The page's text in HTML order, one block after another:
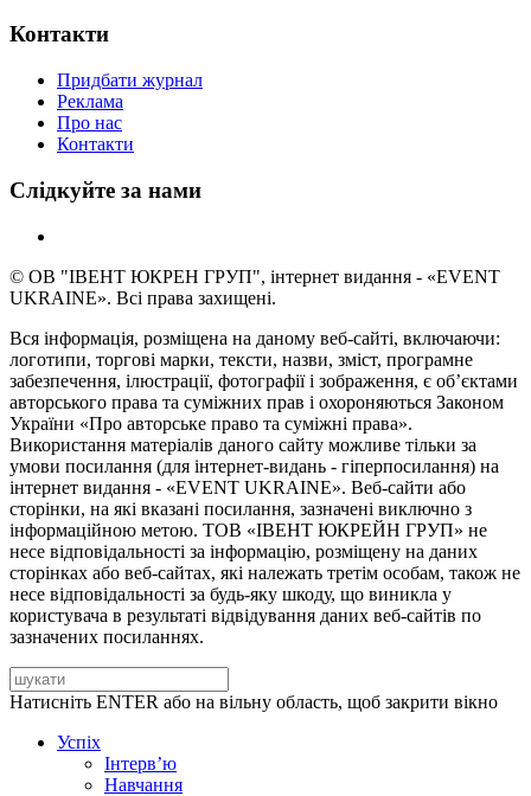
Контакти
Придбати журнал
Реклама
Про нас
Контакти
Слідкуйте за нами
© ОВ "ІВЕНТ ЮКРЕН ГРУП", інтернет видання - «EVENT
UKRAINE». Всі права захищені.
Вся інформація, розміщена на даному веб-сайті, включаючи:
логотипи, торгові марки, тексти, назви, зміст, програмне
забезпечення, ілюстрації, фотографії і зображення, є об’єктами
авторського права та суміжних прав і охороняються Законом
України «Про авторське право та суміжні права».
Використання матеріалів даного сайту можливе тільки за
умови посилання (для інтернет-видань - гіперпосилання) на
інтернет видання - «EVENT UKRAINE». Веб-сайти або
сторінки, на які вказані посилання, зазначені виключно з
інформаційною метою. ТОВ «ІВЕНТ ЮКРЕЙН ГРУП» не
несе відповідальності за інформацію, розміщену на даних
сторінках або веб-сайтах, які належать третім особам, також не
несе відповідальності за будь-яку шкоду, що виникла у
користувача в результаті відвідування даних веб-сайтів по
зазначених посиланнях.
Натисніть ENTER або на вільну область, щоб закрити вікно
Успіх
Інтерв’ю
Навчання